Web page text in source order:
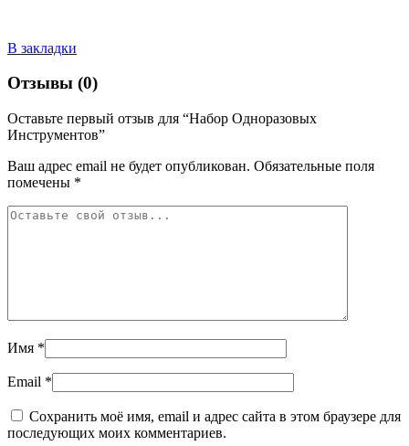
В закладки
Отзывы (0)
Оставьте первый отзыв для “Набор Одноразовых
Инструментов”
Ваш адрес email не будет опубликован. Обязательные поля
помечены *
Имя *
Email *
Сохранить моё имя, email и адрес сайта в этом браузере для
последующих моих комментариев.